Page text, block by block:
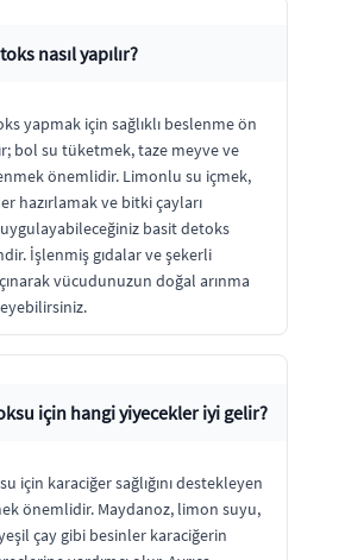
nasıl yapılır?
yapmak için sağlıklı beslenme ön
bol su tüketmek, taze meyve ve
önemlidir. Limonlu su içmek,
hazırlamak ve bitki çayları
basit detoks
İşlenmiş gıdalar ve şekerli
vücudunuzun doğal arınma
için hangi yiyecekler iyi gelir?
için karaciğer sağlığını destekleyen
önemlidir. Maydanoz, limon suyu,
çay gibi besinler karaciğerin